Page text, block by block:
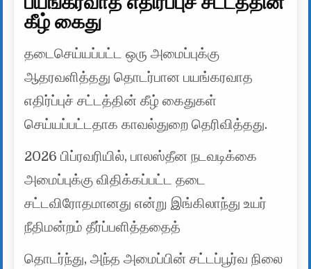
கீழ் கைது
தடைசெய்யப்பட்ட ஒரு அமைப்புக்கு
ஆதரவளித்தது தொடர்பான பயங்கரவாத
எதிர்ப்புச் சட்டத்தின் கீழ் கைதுகள்
செய்யப்பட்டதாக காவல்துறை தெரிவித்தது.
2026 பிப்ரவரியில், பாலஸ்தீன நடவடிக்கை
அமைப்புக்கு விதிக்கப்பட்ட தடை
சட்டவிரோதமானது என்று இங்கிலாந்து உயர்
நீதிமன்றம் தீர்ப்பளித்ததைத்
தொடர்ந்து, அந்த அமைப்பின் சட்டப்பூர்வ நிலை